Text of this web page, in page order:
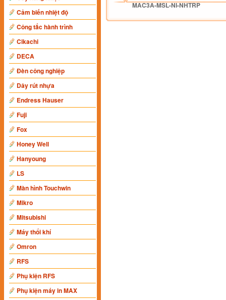
Cảm biến nhiệt độ
Công tắc hành trình
Cikachi
DECA
Đèn công nghiệp
Dây rút nhựa
Endress Hauser
Fuji
Fox
Honey Well
Hanyoung
LS
Màn hình Touchwin
Mikro
Mitsubishi
Máy thổi khí
Omron
RFS
Phụ kiện RFS
Phụ kiện máy in MAX
MAC3A-MSL-NI-NHTRP